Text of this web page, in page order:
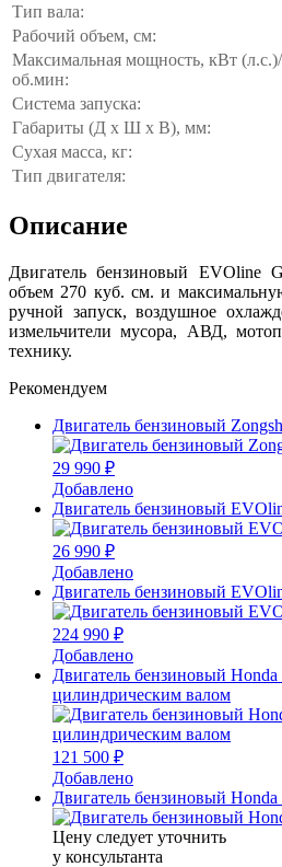
Тип вала:
Рабочий объем, см:
Максимальная мощность, кВт (л.с.)/
об.мин:
Система запуска:
Габариты (Д x Ш x В), мм:
Сухая масса, кг:
Тип двигателя:
Описание
Двигатель бензиновый EVOline
объем 270 куб. см. и
ручной запуск, воздушное
измельчители мусора, АВД,
технику.
Рекомендуем
Двигатель бензиновый
29 990 ₽
Добавлено
Двигатель бензиновый
26 990 ₽
Добавлено
Двигатель бензиновый
224 990 ₽
Добавлено
Двигатель бензиновый
цилиндрическим валом
121 500 ₽
Добавлено
Двигатель бензиновый
Цену следует уточнить
у консультанта